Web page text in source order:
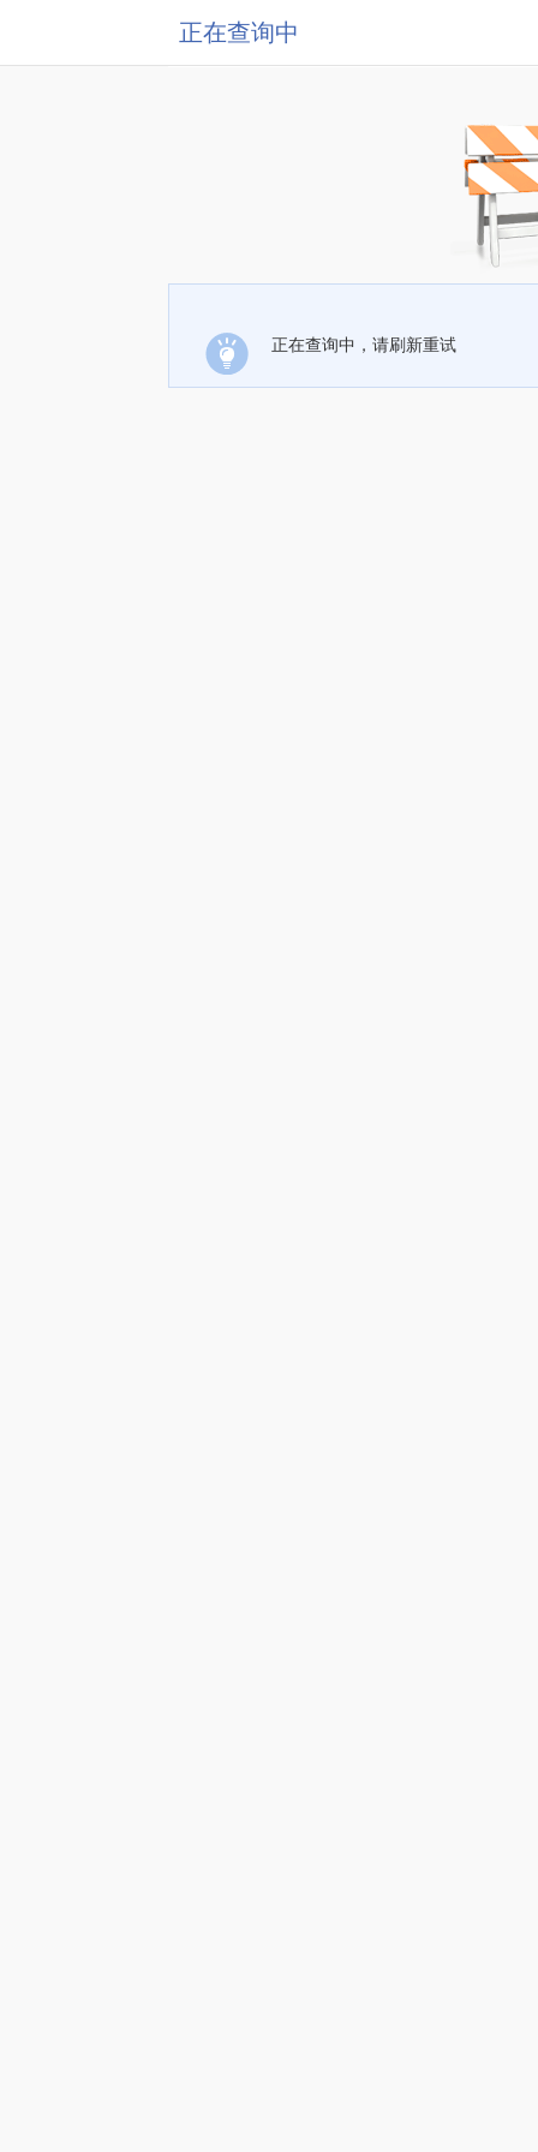
正在查询中
正在查询中，请刷新重试